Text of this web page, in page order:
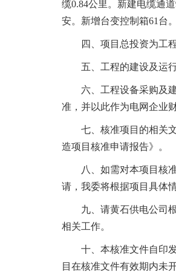
缆0.84公里 。 新建电缆通
安。 新增台变控制箱61台 。
四、项目总投资为工
五、工程的建设及运
六、工程设备采购及
准，并以此作为电网企业
七、核准项目的相关
造项目核准申请报告》
。
八、如需对本项目核
请，我委将根据项目具体
九、请黄石供电公司
相关工作。
十、本核准文件自印
目在核准文件有效期内未